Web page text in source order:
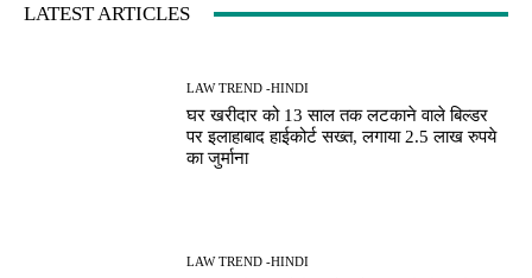
LATEST ARTICLES
LAW TREND -HINDI
घर खरीदार को 13 साल तक लटकाने वाले बिल्डर
पर इलाहाबाद हाईकोर्ट सख्त, लगाया 2.5 लाख रुपये
का जुर्माना
LAW TREND -HINDI